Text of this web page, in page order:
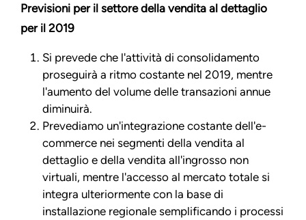
Previsioni per il settore della vendita al dettaglio
per il 2019
Si prevede che l'attività di consolidamento
proseguirà a ritmo costante nel 2019, mentre
l'aumento del volume delle transazioni annue
diminuirà.
Prevediamo un'integrazione costante dell'e-
commerce nei segmenti della vendita al
dettaglio e della vendita all'ingrosso non
virtuali, mentre l'accesso al mercato totale si
integra ulteriormente con la base di
installazione regionale semplificando i processi